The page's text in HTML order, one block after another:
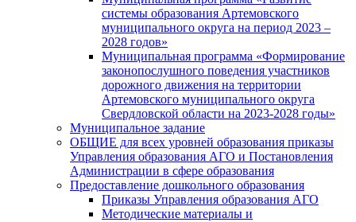
системы образования Артемовского
муниципального округа на период 2023 –
2028 годов»
Муниципальная программа «Формирование
законопослушного поведения участников
дорожного движения на территории
Артемовского муниципального округа
Свердловской области на 2023-2028 годы»
Муниципальное задание
ОБЩИЕ для всех уровней образования приказы
Управления образования АГО и Постановления
Администрации в сфере образования
Предоставление дошкольного образования
Приказы Управления образования АГО
Методические материалы и